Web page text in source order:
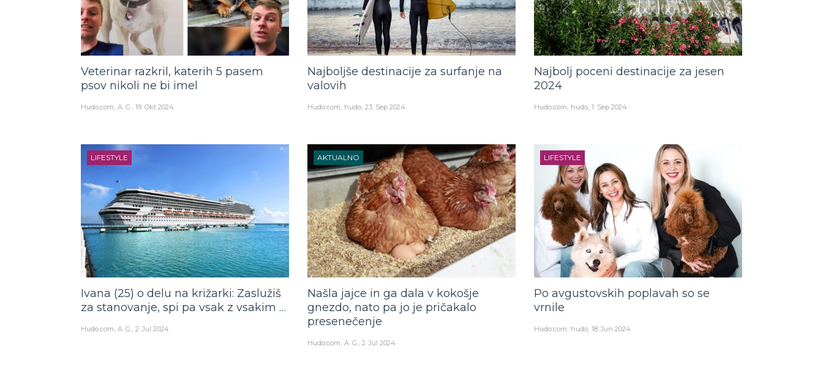
Veterinar razkril, katerih 5 pasem
psov nikoli ne bi imel
Hudo.com A. G. 19. Okt 2024
Najboljše destinacije za surfanje na
valovih
Hudo.com hudo 23. Sep 2024
Najbolj poceni destinacije za jesen
2024
Hudo.com hudo 1. Sep 2024
LIFESTYLE
Ivana (25) o delu na križarki: Zaslužiš
za stanovanje, spi pa vsak z vsakim …
Hudo.com A. G. 2. Jul 2024
AKTUALNO
Našla jajce in ga dala v kokošje
gnezdo, nato pa jo je pričakalo
presenečenje
Hudo.com A. G. 2. Jul 2024
LIFESTYLE
Po avgustovskih poplavah so se
vrnile
Hudo.com hudo 18. Jun 2024